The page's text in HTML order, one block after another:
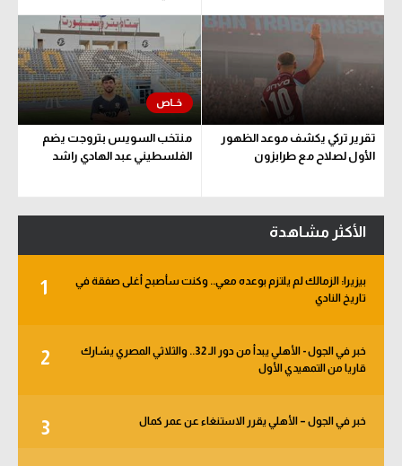
تقرير تركي يكشف موعد الظهور
الأول لصلاح مع طرابزون
منتخب السويس بتروجت يضم
الفلسطيني عبد الهادي راشد
الأكثر مشاهدة
1
بيزيرا: الزمالك لم يلتزم بوعده معي.. وكنت سأصبح أغلى صفقة في
تاريخ النادي
2
خبر في الجول - الأهلي يبدأ من دور الـ 32.. والثلاثي المصري يشارك
قاريا من التمهيدي الأول
3 خبر في الجول – الأهلي يقرر الاستنغاء عن عمر كمال